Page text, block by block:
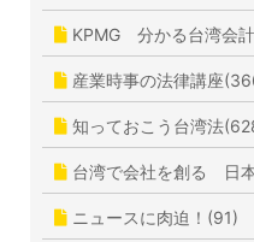
KPMG 分かる台湾会
産業時事の法律講座
知っておこう台湾法
台湾で会社を創る 日
ニュースに肉迫！(91)